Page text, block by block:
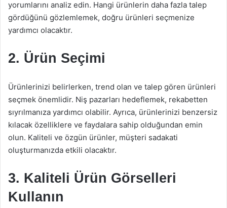
yorumlarını analiz edin. Hangi ürünlerin daha fazla talep
gördüğünü gözlemlemek, doğru ürünleri seçmenize
yardımcı olacaktır.
2. Ürün Seçimi
Ürünlerinizi belirlerken, trend olan ve talep gören ürünleri
seçmek önemlidir. Niş pazarları hedeflemek, rekabetten
sıyrılmanıza yardımcı olabilir. Ayrıca, ürünlerinizi benzersiz
kılacak özelliklere ve faydalara sahip olduğundan emin
olun. Kaliteli ve özgün ürünler, müşteri sadakati
oluşturmanızda etkili olacaktır.
3. Kaliteli Ürün Görselleri
Kullanın